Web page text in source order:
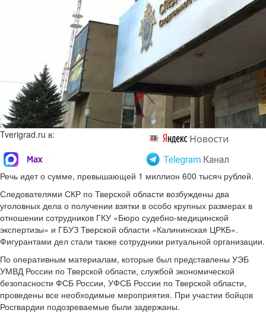
Tverigrad.ru в:
Речь идет о сумме, превышающей 1 миллион 600 тысяч рублей.
Следователями СКР по Тверской области возбуждены два
уголовных дела о получении взятки в особо крупных размерах в
отношении сотрудников ГКУ «Бюро судебно-медицинской
экспертизы» и ГБУЗ Тверской области «Калининская ЦРКБ».
Фигурантами дел стали также сотрудники ритуальной организации.
По оперативным материалам, которые был представлены УЭБ
УМВД России по Тверской области, службой экономической
безопасности ФСБ России, УФСБ России по Тверской области,
проведены все необходимые мероприятия. При участии бойцов
Росгвардии подозреваемые были задержаны.